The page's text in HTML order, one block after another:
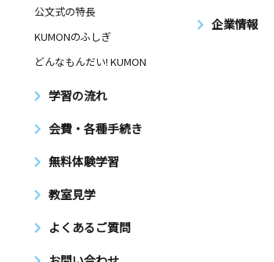
公文式の特長
KUMONのふしぎ
どんなもんだい! KUMON
学習の流れ
会費・各種手続き
無料体験学習
教室見学
よくあるご質問
企業情報